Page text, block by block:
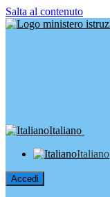
Salta al contenuto
Italiano
Italiano
Accedi